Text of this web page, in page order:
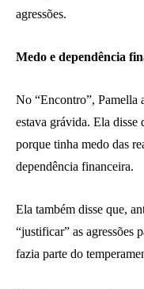
agressões.
Medo e dependência
No “Encontro”, Pamella
estava grávida. Ela disse
porque tinha medo das
dependência financeira.
Ela também disse que,
“justificar” as agressões
fazia parte do